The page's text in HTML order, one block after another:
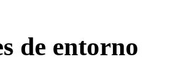
de entorno